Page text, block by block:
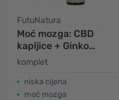
FutuNatura
Moć mozga: CBD
kapljice + Ginko
biloba
komplet
niska cijena
moć mozga